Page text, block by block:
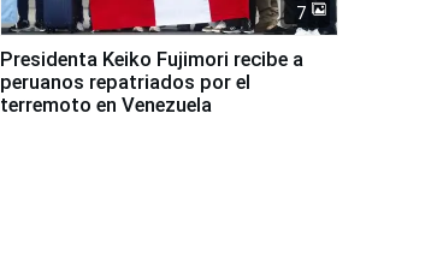
7
Presidenta Keiko Fujimori recibe a
peruanos repatriados por el
terremoto en Venezuela